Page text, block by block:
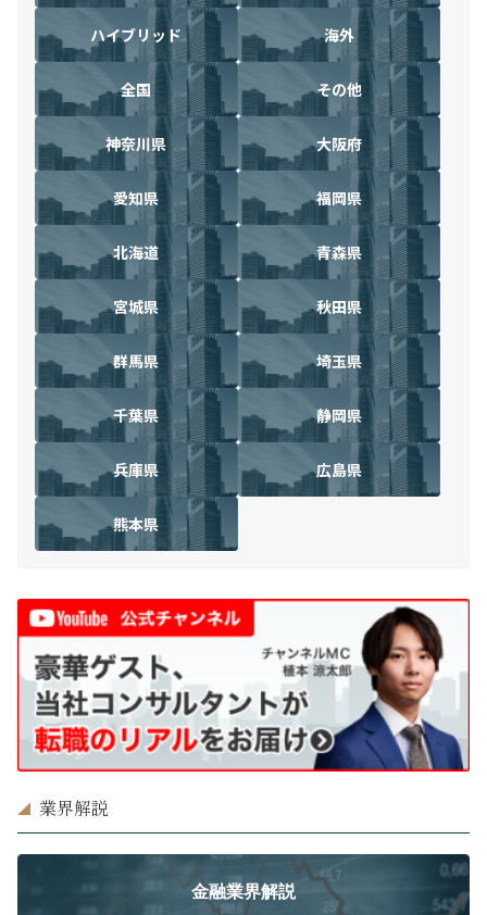
ハイブリッド 海外
全国 その他
神奈川県 大阪府
愛知県 福岡県
北海道 青森県
宮城県 秋田県
群馬県 埼玉県
千葉県 静岡県
兵庫県 広島県
熊本県
業界解説
金融業界解説